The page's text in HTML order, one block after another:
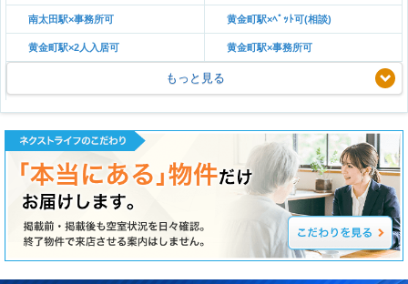
南太田駅×事務所可 黄金町駅×ﾍﾟｯﾄ可(相談)
黄金町駅×2人入居可 黄金町駅×事務所可
もっと見る